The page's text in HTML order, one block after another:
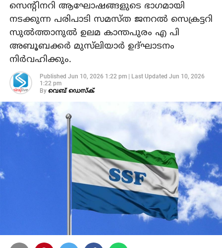
സെന്റിനറി ആഘോഷങ്ങളുടെ ഭാഗമായി
നടക്കുന്ന പരിപാടി സമസ്ത ജനറൽ സെക്രട്ടറി
സുൽത്താനുൽ ഉലമ കാന്തപുരം എ പി
അബൂബക്കർ മുസ്‌ലിയാർ ഉദ്ഘാടനം
നിർവഹിക്കും.
Published Jun 10, 2026 1:22 pm| Last Updated Jun 10, 2026
1:22 pm
By വെബ് ഡെസ്‌ക്